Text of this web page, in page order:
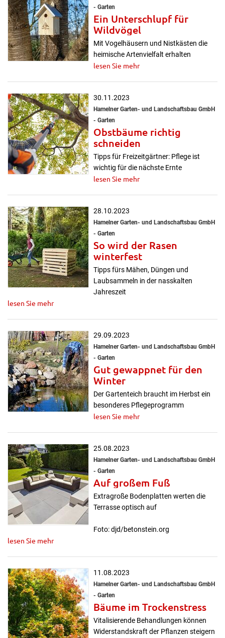
- Garten
Ein Unterschlupf für
Wildvögel
Mit Vogelhäusern und Nistkästen die
heimische Artenvielfalt erhalten
lesen Sie mehr
30.11.2023
Hamelner Garten- und Landschaftsbau GmbH
- Garten
Obstbäume richtig
schneiden
Tipps für Freizeitgärtner: Pflege ist
wichtig für die nächste Ernte
lesen Sie mehr
28.10.2023
Hamelner Garten- und Landschaftsbau GmbH
- Garten
So wird der Rasen
winterfest
Tipps fürs Mähen, Düngen und
Laubsammeln in der nasskalten
Jahreszeit
lesen Sie mehr
29.09.2023
Hamelner Garten- und Landschaftsbau GmbH
- Garten
Gut gewappnet für den
Winter
Der Gartenteich braucht im Herbst ein
besonderes Pflegeprogramm
lesen Sie mehr
25.08.2023
Hamelner Garten- und Landschaftsbau GmbH
- Garten
Auf großem Fuß
Extragroße Bodenplatten werten die
Terrasse optisch auf
Foto: djd/betonstein.org
lesen Sie mehr
11.08.2023
Hamelner Garten- und Landschaftsbau GmbH
- Garten
Bäume im Trockenstress
Vitalisierende Behandlungen können
Widerstandskraft der Pflanzen steigern